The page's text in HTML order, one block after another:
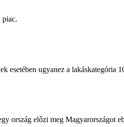
piac.
esetében ugyanez a lakáskategória
ország előzi meg Magyarországot